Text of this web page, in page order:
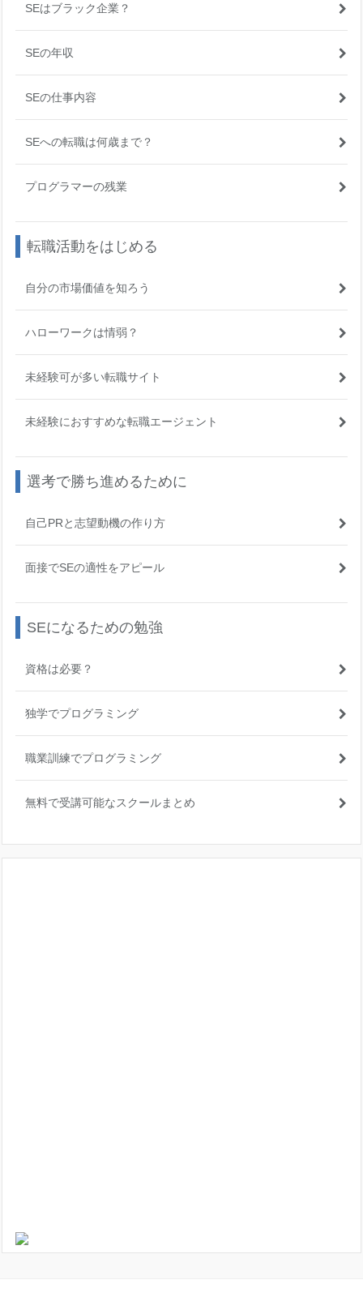
SEはブラック企業？
SEの年収
SEの仕事内容
SEへの転職は何歳まで？
プログラマーの残業
転職活動をはじめる
自分の市場価値を知ろう
ハローワークは情弱？
未経験可が多い転職サイト
未経験におすすめな転職エージェント
選考で勝ち進めるために
自己PRと志望動機の作り方
面接でSEの適性をアピール
SEになるための勉強
資格は必要？
独学でプログラミング
職業訓練でプログラミング
無料で受講可能なスクールまとめ